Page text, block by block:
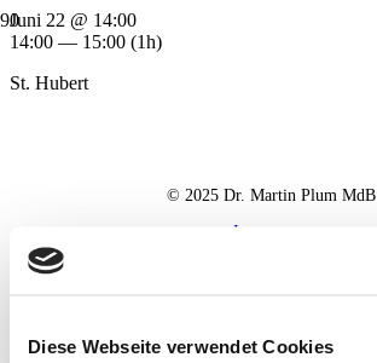
Diese Webseite verwendet Cookies
Juni 22 @ 14:00
14:00 — 15:00 (1h)
St. Hubert
© 2025 Dr. Martin Plum MdB
Impressum